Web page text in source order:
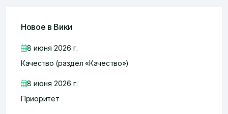
Новое в Вики
8 июня 2026 г.
Качество (раздел «Качество»)
8 июня 2026 г.
Приоритет